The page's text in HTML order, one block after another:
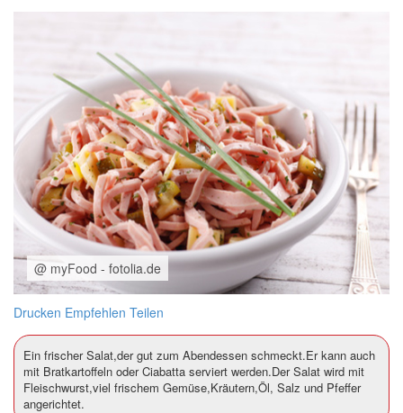
@ myFood - fotolia.de
Drucken Empfehlen Teilen
Ein frischer Salat,der gut zum Abendessen schmeckt.Er kann auch
mit Bratkartoffeln oder Ciabatta serviert werden.Der Salat wird mit
Fleischwurst,viel frischem Gemüse,Kräutern,Öl, Salz und Pfeffer
angerichtet.